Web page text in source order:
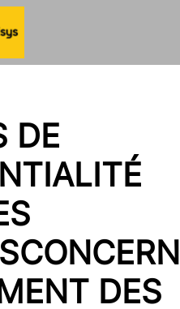
DE
DES